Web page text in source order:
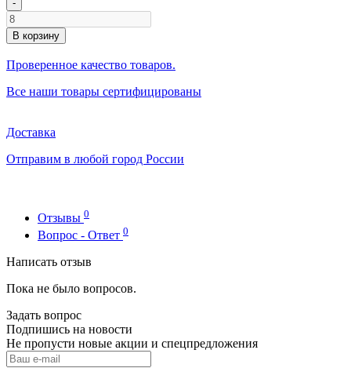
-
В корзину
Проверенное качество товаров.
Все наши товары сертифицированы
Доставка
Отправим в любой город России
Отзывы 0
Вопрос - Ответ 0
Написать отзыв
Пока не было вопросов.
Задать вопрос
Подпишись на новости
Не пропусти новые акции и спецпредложения